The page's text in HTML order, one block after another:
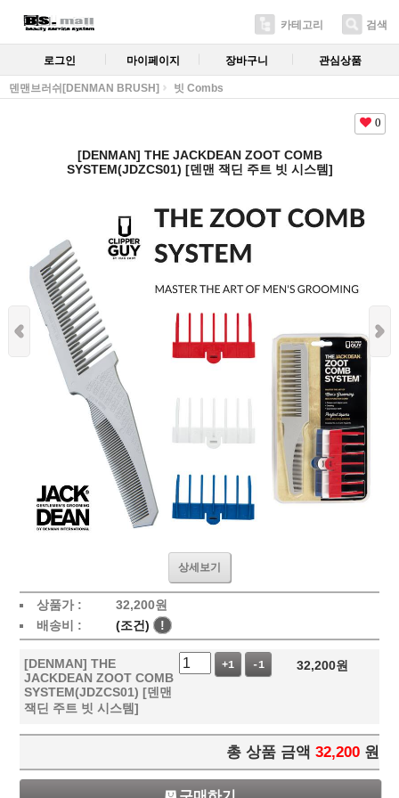
카테고리 검색
로그인 마이페이지 장바구니 관심상품
덴맨브러쉬[DENMAN BRUSH] 빗 Combs
0
[DENMAN] THE JACKDEAN ZOOT COMB
SYSTEM(JDZCS01) [덴맨 잭딘 주트 빗 시스템]
상세보기
상품가 : 32,200원
배송비 :
(조건) !
[DENMAN] THE
JACKDEAN ZOOT COMB
SYSTEM(JDZCS01) [덴맨
잭딘 주트 빗 시스템]
+1 -1 32,200원
총 상품 금액 32,200 원